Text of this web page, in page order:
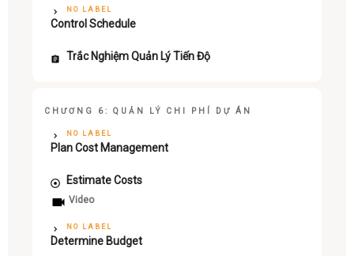
NO LABEL
Control Schedule
Trắc Nghiệm Quản Lý Tiến Độ
CHƯƠNG 6: QUẢN LÝ CHI PHÍ DỰ ÁN
NO LABEL
Plan Cost Management
Estimate Costs
Video
NO LABEL
Determine Budget